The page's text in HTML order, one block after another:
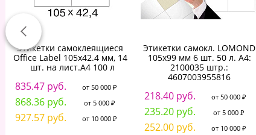
Этикетки самоклеящиеся
Office Label 105x42.4 мм, 14
шт. на лист.А4 100 л
835.47 руб. от 50 000 ₽
868.36 руб. от 5 000 ₽
927.57 руб. от 10 000 ₽
Этикетки самокл. LOMOND
105х99 мм 6 шт. 50 л. А4:
2100035 штр.:
4607003955816
218.40 руб. от 50 000 ₽
235.20 руб. от 5 000 ₽
252.00 руб. от 10 000 ₽